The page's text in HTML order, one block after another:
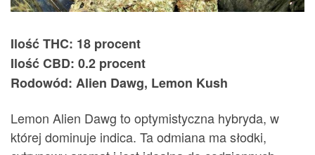
Ilość THC: 18 procent
Ilość CBD: 0.2 procent
Rodowód: Alien Dawg, Lemon Kush
Lemon Alien Dawg to optymistyczna hybryda, w
której dominuje indica. Ta odmiana ma słodki,